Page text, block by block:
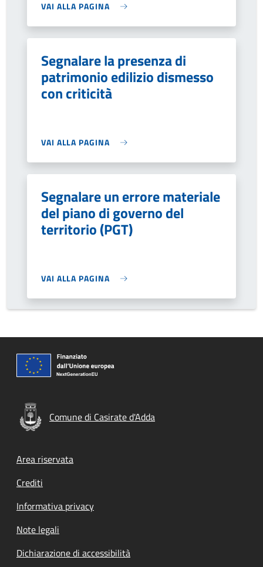
VAI ALLA PAGINA
Segnalare la presenza di
patrimonio edilizio dismesso
con criticità
VAI ALLA PAGINA
Segnalare un errore materiale
del piano di governo del
territorio (PGT)
VAI ALLA PAGINA
Comune di Casirate d'Adda
Footer menu
Area riservata
Crediti
Informativa privacy
Note legali
Dichiarazione di accessibilità